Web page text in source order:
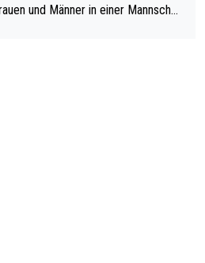
und Männer in einer Mannschaf